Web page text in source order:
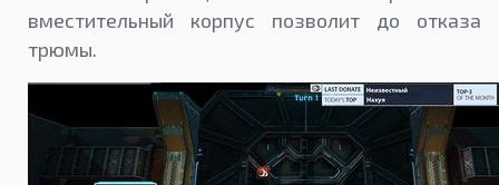
вместительный корпус позволит до отказа
трюмы.